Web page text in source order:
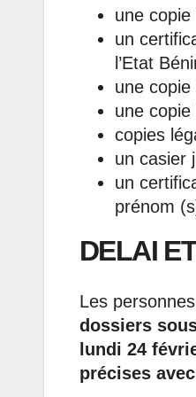
une
un
l’Etat
une copie
une copie
copies
un casier
un
prénom
DELAI
Les
dossiers
lundi 24
précises